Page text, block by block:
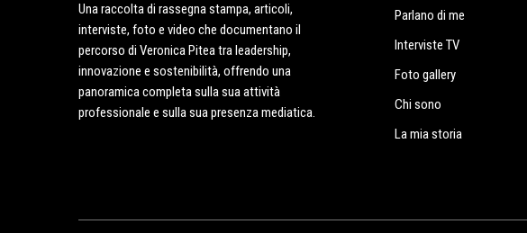
Una raccolta di rassegna stampa, articoli,
interviste, foto e video che documentano il
percorso di Veronica Pitea tra leadership,
innovazione e sostenibilità, offrendo una
panoramica completa sulla sua attività
professionale e sulla sua presenza mediatica.
Parlano di me
Interviste TV
Foto gallery
Chi sono
La mia storia